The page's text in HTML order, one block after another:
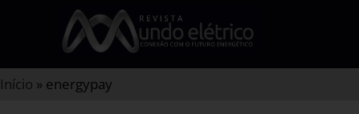
Início » energypay